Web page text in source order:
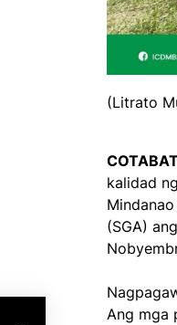
(Litrato
kalidad
(SGA)
Ang mga